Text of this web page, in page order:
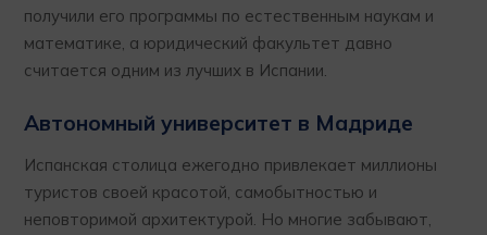
получили его программы по естественным наукам и
математике, а юридический факультет давно
считается одним из лучших в Испании.
Автономный университет в Мадриде
Испанская столица ежегодно привлекает миллионы
туристов своей красотой, самобытностью и
неповторимой архитектурой. Но многие забывают,